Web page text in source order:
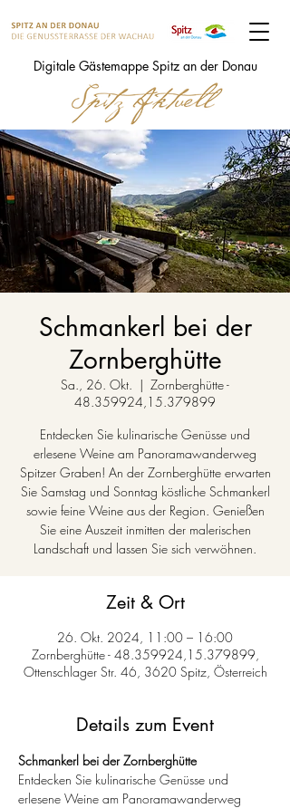
Digitale Gästemappe Spitz an der Donau
Schmankerl bei der
Zornberghütte
Sa., 26. Okt.
  |
Zornberghütte -
48.359924,15.379899
Entdecken Sie kulinarische Genüsse und
erlesene Weine am Panoramawanderweg
Spitzer Graben! An der Zornberghütte erwarten
Sie Samstag und Sonntag köstliche Schmankerl
sowie feine Weine aus der Region. Genießen
Sie eine Auszeit inmitten der malerischen
Landschaft und lassen Sie sich verwöhnen.
Zeit & Ort
26. Okt. 2024, 11:00 – 16:00
Zornberghütte - 48.359924,15.379899,
Ottenschlager Str. 46, 3620 Spitz, Österreich
Details zum Event
Schmankerl bei der Zornberghütte
Entdecken Sie kulinarische Genüsse und
erlesene Weine am Panoramawanderweg